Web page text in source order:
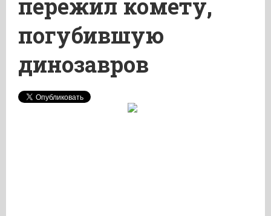
пережил комету,
погубившую
динозавров